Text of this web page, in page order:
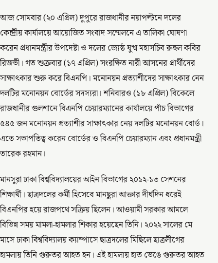
আজ সোমবার (২০ এপ্রিল) দুপুরে রাজধানীর নয়াপল্টনে দলের
কেন্দ্রীয় কার্যালয়ে আয়োজিত সংবাদ সম্মেলনে এ তালিকা ঘোষণা
করেন প্রধানমন্ত্রীর উপদেষ্টা ও দলের জ্যেষ্ঠ যুগ্ম মহাসচিব রুহুল কবির
রিজভী। গত শুক্রবার (১৭ এপ্রিল) সংরক্ষিত নারী আসনের প্রার্থীদের
সাক্ষাৎকার শুরু করে বিএনপি। মনোনয়ন প্রত্যাশীদের সাক্ষাৎকার নেন
দলটির মনোনয়ন বোর্ডের সদস্যরা। শনিবারও (১৮ এপ্রিল) বিকেলে
রাজধানীর গুলশানে বিএনপি চেয়ারম্যানের কার্যালয়ে পাঁচ বিভাগের
৫৪৫ জন মনোনয়ন প্রত্যাশীর সাক্ষাৎকার নেয় দলটির মনোনয়ন বোর্ড।
এতে সভাপতিত্ব করেন বোর্ডের ও বিএনপি চেয়ারম্যান এবং প্রধানমন্ত্রী
তারেক রহমান।
মানসুরা ঢাকা বিশ্ববিদ্যালয়ের আইন বিভাগের ২০১২-১৩ সেশনের
শিক্ষার্থী। ছাত্রদলের কর্মী হিসেবে মানছুরা আক্তার দীর্ঘদিন ধরেই
বিএনপির হয়ে রাজপথে সক্রিয় ছিলেন। আওয়ামী সরকার আমলে
বিভিন্ন সময় মামলা-হামলার শিকার হয়েছেন তিনি। ২০২২ সালের মে
মাসে ঢাকা বিশ্ববিদ্যালয় ক্যাম্পাসে ছাত্রদলের মিছিলে ছাত্রলীগের
হামলায় তিনি গুরুতর আহত হন। এই হামলায় হাত ভেঙে গুরুতর আহত